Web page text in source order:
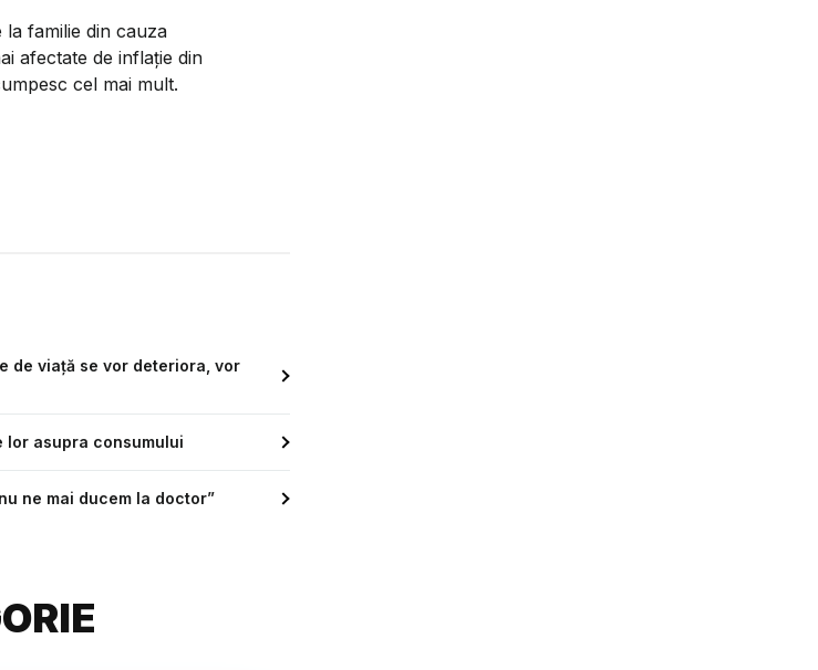
familie din cauza
afectate de inflație din
cel mai mult.
de viață se vor deteriora, vor
lor asupra consumului
ne mai ducem la doctor”